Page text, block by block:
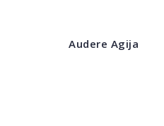
Audere Agija